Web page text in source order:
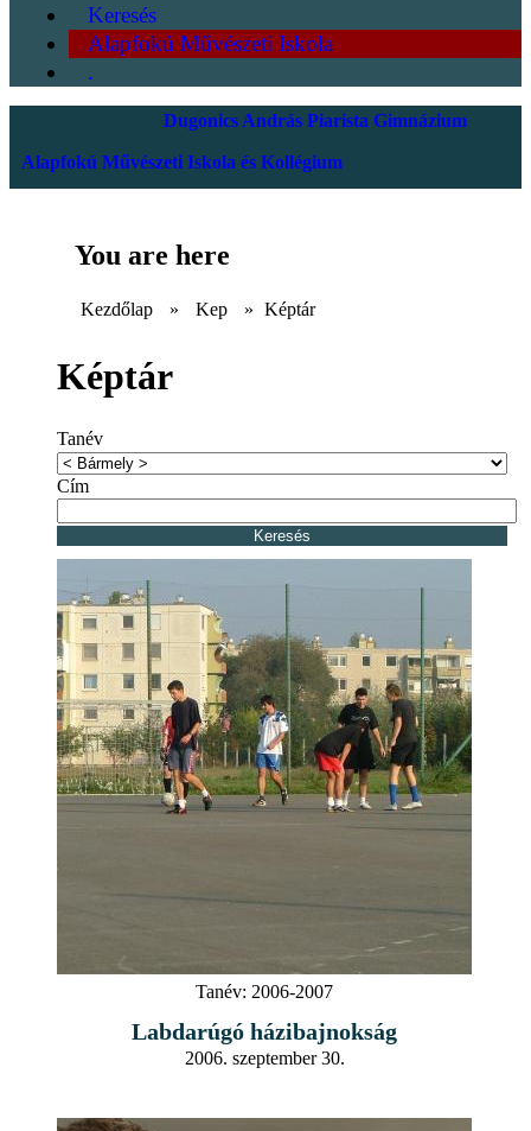
Keresés
Alapfokú Művészeti Iskola
.
Dugonics András Piarista Gimnázium
Alapfokú Művészeti Iskola és Kollégium
You are here
Kezdőlap » Kep » Képtár
Képtár
Tanév
Cím
Tanév: 2006-2007
Labdarúgó házibajnokság
2006. szeptember 30.